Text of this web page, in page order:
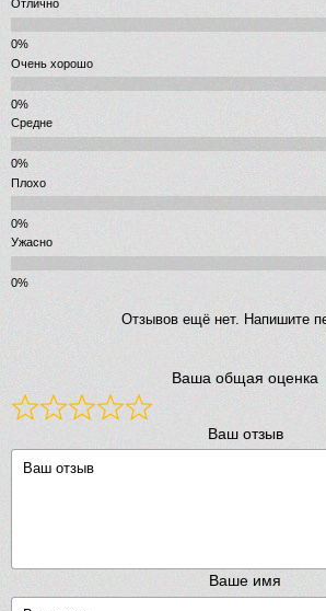
Отлично
Очень хорошо
Средне
Плохо
Ужасно
Отзывов ещё нет. Напишите
Ваша общая оценка
Ваш отзыв
Ваше имя